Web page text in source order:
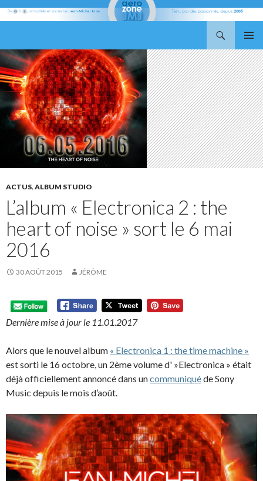
MENU
AU
CONTENU
ACTUS, ALBUM STUDIO
L’album « Electronica 2 : the
heart of noise » sort le 6 mai
2016
30 AOÛT 2015 JÉRÔME
Dernière mise à jour le 11.01.2017
Alors que le nouvel album « Electronica 1 : the time machine »
est sorti le 16 octobre, un 2ème volume d' »Electronica » était
déjà officiellement annoncé dans uncommuniquéde Sony
Music depuis le mois d’août.